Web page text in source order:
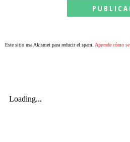
Este sitio usa Akismet para reducir el spam. Aprende cómo